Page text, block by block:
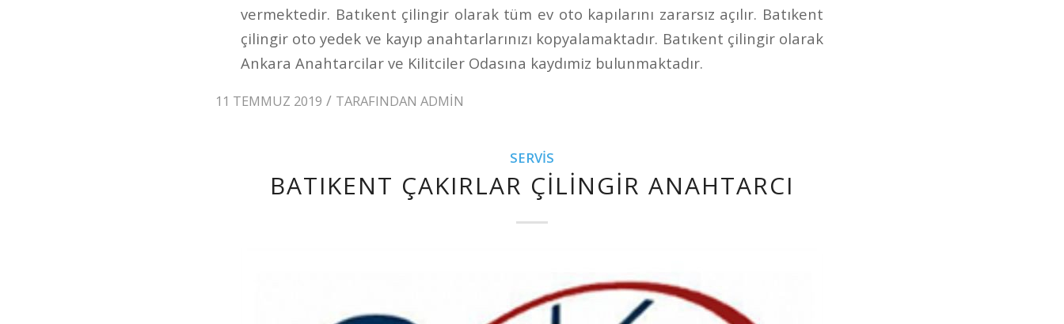
vermektedir. Batıkent çilingir olarak tüm ev oto kapılarını zararsız açılır. Batıkent
çilingir oto yedek ve kayıp anahtarlarınızı kopyalamaktadır. Batıkent çilingir olarak
Ankara Anahtarcilar ve Kilitciler Odasına kaydımiz bulunmaktadır.
11 TEMMUZ 2019 / TARAFINDAN ADMIN
SERVIS
BATIKENT ÇAKIRLAR ÇILINGIR ANAHTARCI